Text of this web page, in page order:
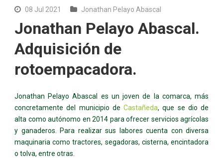
08 Jul 2021 Jonathan Pelayo Abascal
Jonathan Pelayo Abascal.
Adquisición de
rotoempacadora.
Jonathan Pelayo Abascal es un joven de la comarca, más
concretamente del municipio de Castañeda, que se dio de
alta como autónomo en 2014 para ofrecer servicios agrícolas
y ganaderos. Para realizar sus labores cuenta con diversa
maquinaria como tractores, segadoras, cisterna, encintadora
o tolva, entre otras.